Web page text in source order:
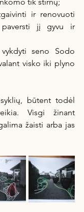
ir renovuoti
jį gyvu ir
seno Sodo
visko iki plyno
būtent todėl
Visgi žinant
žaisti arba jas